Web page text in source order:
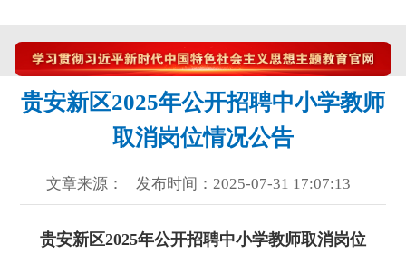
贵安新区2025年公开招聘中小学教师
取消岗位情况公告
文章来源： 发布时间：2025-07-31 17:07:13
贵安新区2025年公开招聘中小学教师取消岗位